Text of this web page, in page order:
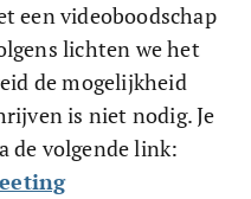
een videoboodschap
lichten we het
de mogelijkheid
is niet nodig. Je
de volgende link: